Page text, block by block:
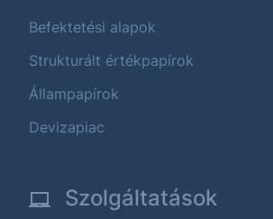
Befektetési alapok
Strukturált értékpapírok
Állampapírok
Devizapiac
Szolgáltatások